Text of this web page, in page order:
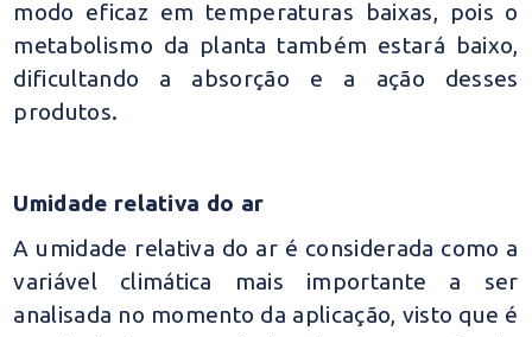
modo eficaz em temperaturas baixas, pois o
metabolismo da planta também estará baixo,
dificultando a absorção e a ação desses
produtos.
Umidade relativa do ar
A umidade relativa do ar é considerada como a
variável climática mais importante a ser
analisada no momento da aplicação, visto que é